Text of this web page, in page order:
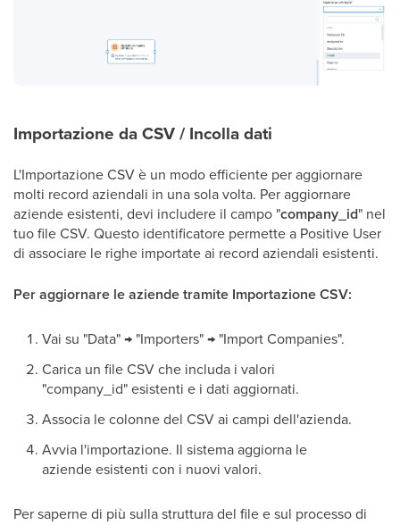
Importazione da CSV / Incolla dati
L'Importazione CSV è un modo efficiente per aggiornare
molti record aziendali in una sola volta. Per aggiornare
aziende esistenti, devi includere il campo "company_id" nel
tuo file CSV. Questo identificatore permette a Positive User
di associare le righe importate ai record aziendali esistenti.
Per aggiornare le aziende tramite Importazione CSV:
Vai su "Data" → "Importers" → "Import Companies".
Carica un file CSV che includa i valori
"company_id" esistenti e i dati aggiornati.
Associa le colonne del CSV ai campi dell'azienda.
Avvia l'importazione. Il sistema aggiorna le
aziende esistenti con i nuovi valori.
Per saperne di più sulla struttura del file e sul processo di